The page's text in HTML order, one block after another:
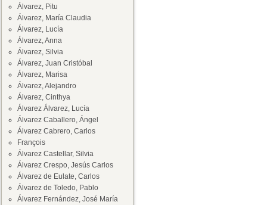
Álvarez, Pitu
Álvarez, María Claudia
Álvarez, Lucía
Álvarez, Anna
Álvarez, Silvia
Álvarez, Juan Cristóbal
Álvarez, Marisa
Álvarez, Alejandro
Álvarez, Cinthya
Álvarez Álvarez, Lucía
Álvarez Caballero, Ángel
Álvarez Cabrero, Carlos
François
Álvarez Castellar, Silvia
Álvarez Crespo, Jesús Carlos
Álvarez de Eulate, Carlos
Álvarez de Toledo, Pablo
Álvarez Fernández, José María